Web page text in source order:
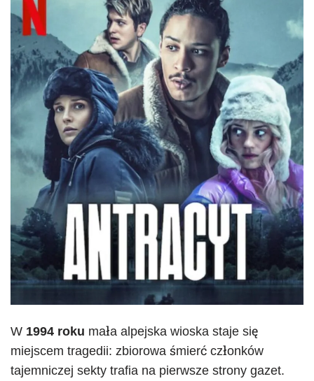
W 1994 roku mała alpejska wioska staje się
miejscem tragedii: zbiorowa śmierć członków
tajemniczej sekty trafia na pierwsze strony gazet.